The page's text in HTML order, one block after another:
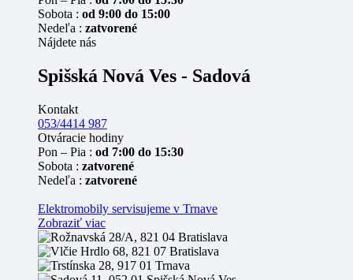
Sobota : od 9:00 do 15:00
Nedeľa : zatvorené
Nájdete nás
Spišská Nová Ves - Sadová
Kontakt
053/4414 987
Otváracie hodiny
Pon – Pia : od 7:00 do 15:30
Sobota : zatvorené
Nedeľa : zatvorené
Elektromobily servisujeme v Trnave
Zobraziť viac